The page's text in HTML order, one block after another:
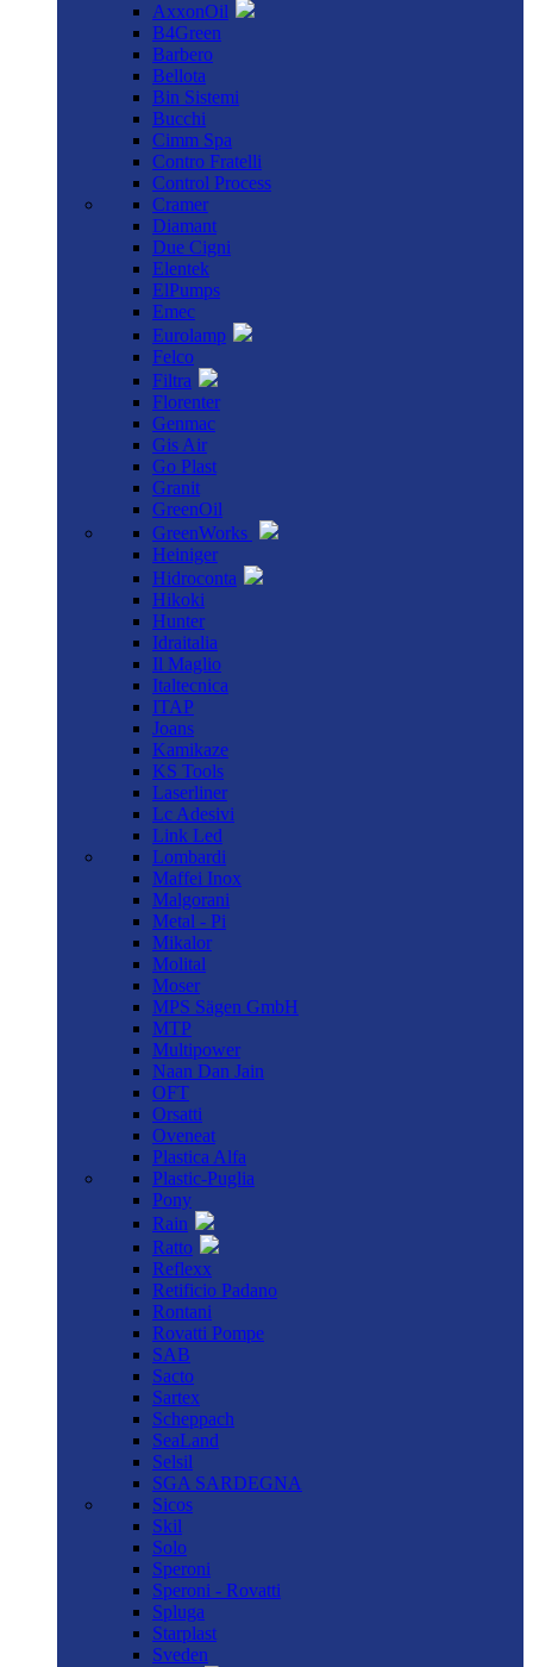
AxxonOil
B4Green
Barbero
Bellota
Bin Sistemi
Bucchi
Cimm Spa
Contro Fratelli
Control Process
Cramer
Diamant
Due Cigni
Elentek
ElPumps
Emec
Eurolamp
Felco
Filtra
Florenter
Genmac
Gis Air
Go Plast
Granit
GreenOil
GreenWorks
Heiniger
Hidroconta
Hikoki
Hunter
Idraitalia
Il Maglio
Italtecnica
ITAP
Joans
Kamikaze
KS Tools
Laserliner
Lc Adesivi
Link Led
Lombardi
Maffei Inox
Malgorani
Metal - Pi
Mikalor
Molital
Moser
MPS Sägen GmbH
MTP
Multipower
Naan Dan Jain
OFT
Orsatti
Oveneat
Plastica Alfa
Plastic-Puglia
Pony
Rain
Ratto
Reflexx
Retificio Padano
Rontani
Rovatti Pompe
SAB
Sacto
Sartex
Scheppach
SeaLand
Selsil
SGA SARDEGNA
Sicos
Skil
Solo
Speroni
Speroni - Rovatti
Spluga
Starplast
Sveden